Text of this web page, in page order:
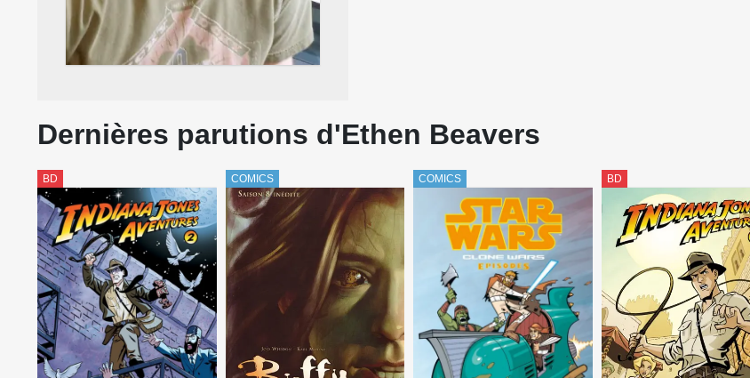
Dernières parutions d'Ethen Beavers
BD COMICS COMICS BD